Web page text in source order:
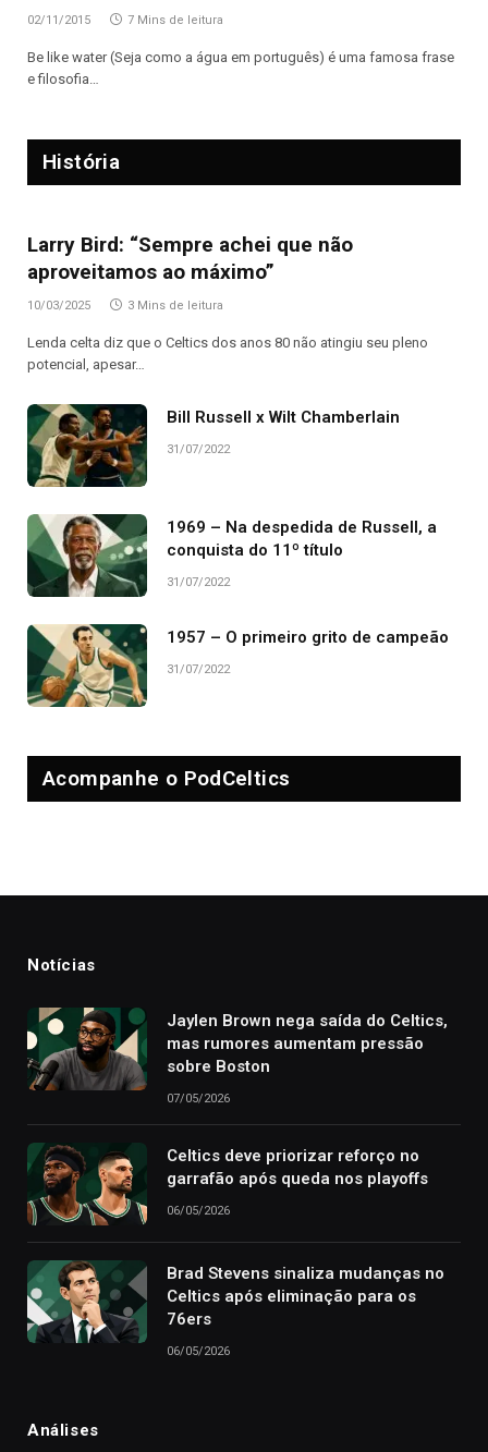
02/11/2015 7 Mins de leitura
Be like water (Seja como a água em português) é uma famosa frase
e filosofia…
História
Larry Bird: “Sempre achei que não
aproveitamos ao máximo”
10/03/2025 3 Mins de leitura
Lenda celta diz que o Celtics dos anos 80 não atingiu seu pleno
potencial, apesar…
Bill Russell x Wilt Chamberlain
31/07/2022
1969 – Na despedida de Russell, a
conquista do 11º título
31/07/2022
1957 – O primeiro grito de campeão
31/07/2022
Acompanhe o PodCeltics
Notícias
Jaylen Brown nega saída do Celtics,
mas rumores aumentam pressão
sobre Boston
07/05/2026
Celtics deve priorizar reforço no
garrafão após queda nos playoffs
06/05/2026
Brad Stevens sinaliza mudanças no
Celtics após eliminação para os
76ers
06/05/2026
Análises